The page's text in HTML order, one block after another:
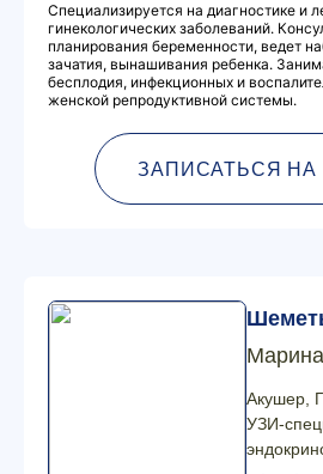
Специализируется на диагностике и
гинекологических заболеваний.
планирования беременности, ведет
зачатия, вынашивания ребенка.
бесплодия, инфекционных и
женской репродуктивной системы.
ЗАПИСАТЬСЯ НА
Акушер,
УЗИ-